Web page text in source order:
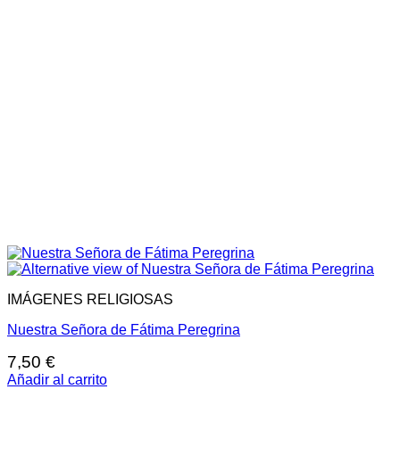
IMÁGENES RELIGIOSAS
Nuestra Señora de Fátima Peregrina
7,50 €
Añadir al carrito